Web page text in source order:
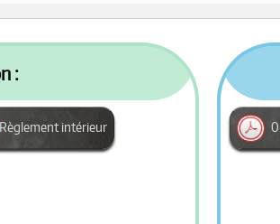
:
Règlement intérieur